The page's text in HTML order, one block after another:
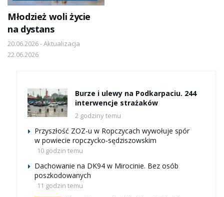
Młodzież woli życie
na dystans
20.06.2026 - Aktualizacja
22.06.2026
Burze i ulewy na Podkarpaciu. 244
interwencje strażaków
2 godziny temu
Przyszłość ZOZ-u w Ropczycach wywołuje spór
w powiecie ropczycko-sędziszowskim
10 godzin temu
Dachowanie na DK94 w Mirocinie. Bez osób
poszkodowanych
11 godzin temu